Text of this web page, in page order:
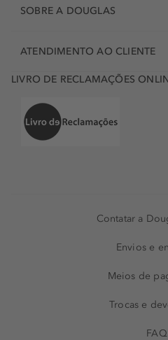
SOBRE A DOUGLAS
ATENDIMENTO AO CLIENTE
LIVRO DE RECLAMAÇÕES
Contatar a
Envios e
Meios de
Trocas e
FAQ